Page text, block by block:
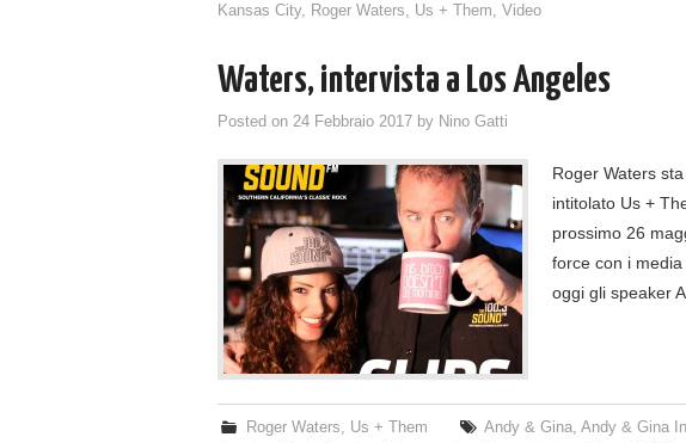
Kansas City, Roger Waters Us + Them Video
Waters, intervista a Los Angeles
Posted on 24 Febbraio 2017 by Nino Gatti
Roger Waters
intitolato Us +
prossimo 26
force con i
oggi gli speaker
Roger Waters Us + Them Andy & Gina ,Andy & Gina